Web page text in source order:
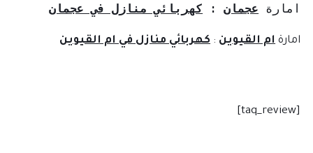
امارة عجمان : كهربائي منازل في عجمان
امارة ام القيوين : كهربائي منازل في ام القيوين
[taq_review]